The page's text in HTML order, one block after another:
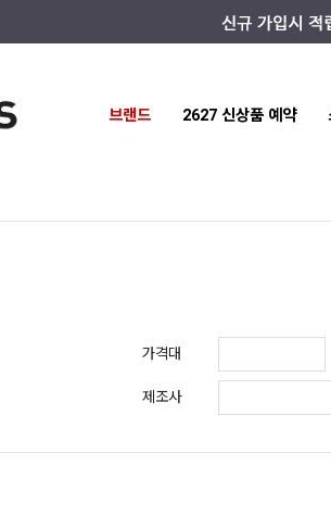
브랜드 2627 신상품 예약
가격대
제조사